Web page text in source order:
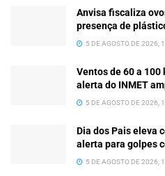
Anvisa fiscaliza
presença de
5 DE AGOSTO DE 2026,
Ventos de 60 a 100
alerta do INMET
5 DE AGOSTO DE 2026,
Dia dos Pais eleva
alerta para golpes
5 DE AGOSTO DE 2026,